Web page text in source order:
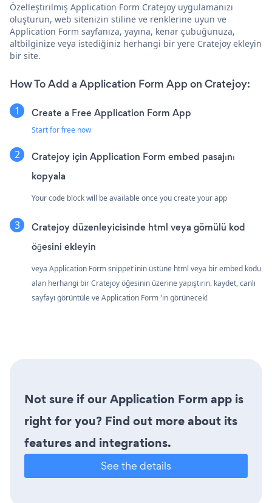
Özelleştirilmiş Application Form Cratejoy uygulamanızı
oluşturun, web sitenizin stiline ve renklerine uyun ve
Application Form sayfanıza, yayına, kenar çubuğunuza,
altbilginize veya istediğiniz herhangi bir yere Cratejoy ekleyin
bir site.
How To Add a Application Form App on Cratejoy:
Create a Free Application Form App
Start for free now
Cratejoy için Application Form embed pasajını
kopyala
Your code block will be available once you create your app
Cratejoy düzenleyicisinde html veya gömülü kod
öğesini ekleyin
veya Application Form snippet'inin üstüne html veya bir embed kodu
alan herhangi bir Cratejoy öğesinin üzerine yapıştırın. kaydet, canlı
sayfayı görüntüle ve Application Form 'in görünecek!
Not sure if our Application Form app is
right for you? Find out more about its
features and integrations.
See the details